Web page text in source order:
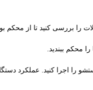
را بررسی کنید تا از محکم
محکم ببندید.
را اجرا کنید. عملکرد